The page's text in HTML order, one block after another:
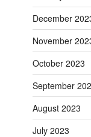
December
November
October 2023
September
August 2023
July 2023